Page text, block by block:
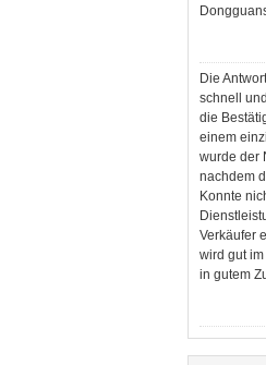
Die
schnell
die
einem
wurde der
nachdem
Konnte
Verkäufer
wird gut
in gutem